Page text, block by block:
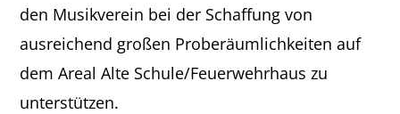
den Musikverein bei der Schaffung von
ausreichend großen Proberäumlichkeiten auf
dem Areal Alte Schule/Feuerwehrhaus zu
unterstützen.